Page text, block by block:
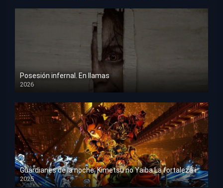
Posesión infernal. En llamas
2026
HD 1080p
Guardianes de la noche: Kimetsu no Yaiba La fortaleza infinita
2025
HD 1080p